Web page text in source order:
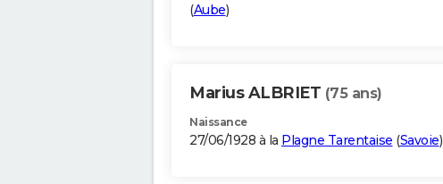
(Aube)
Marius ALBRIET (75 ans)
Naissance
27/06/1928 à la Plagne Tarentaise (Savoie)